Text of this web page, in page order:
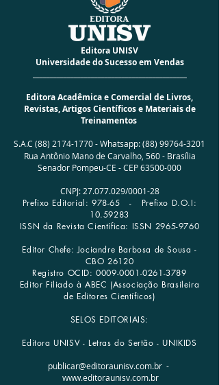
ACABAMENTOEspecial Brochura
I.S.B.N.978-65-981227-2-0
NÚMERO DA EDIÇÃO01
ANO DA EDIÇÃO2024
NÚMERO DE PÁGINAS146
AUTORJosé Antônio Lopes
Editora UNISV
Universidade do Sucesso em Vendas
Editora Acadêmica e Comercial de Livros,
Revistas, Artigos Científicos e Materiais de
Treinamentos
S.A.C (88) 2174-1770-Whatsapp:(88) 99764-3201
Rua Antônio Mano de Carvalho, 560 - Brasília
Senador Pompeu-CE - CEP63500-000
CNPJ: 27.077.029/0001­-28
Prefixo Editorial: 978-65 - Prefixo D.O.I:
10.59283
ISSN da Revista Científica: ISSN 2965-9760
Editor Chefe: Jociandre Barbosa de Sousa -
CBO 26120
Registro OCID:0009-0001-0261-3789
Editor Filiado à ABEC (Associação Brasileira
de Editores Científicos)
SELOS EDITORIAIS:
Editora UNISV - Letras do Sertão - UNIKIDS
publicar@editoraunisv.com.br -
www.editoraunisv.com.br